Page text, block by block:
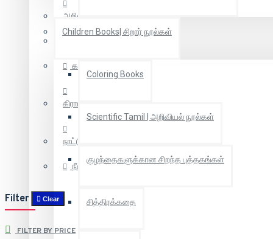
Children Books| சிறார் நூல்கள்
Coloring Books
Scientific Tamil | அறிவியல் நூல்கள்
குழந்தைகளுக்கான சிறந்த புத்தகங்கள்
சித்திரக்கதை
அறிவியல் புனைகதை
கதைகள்
கிராமியக் கதைகள்
நாட்டுப்புறகதைகள்
நீள்கதைகள்
Filter Clear
FILTER BY PRICE